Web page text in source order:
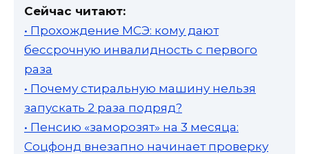
Сейчас читают:
• Прохождение МСЭ: кому дают
бессрочную инвалидность с первого
раза
• Почему стиральную машину нельзя
запускать 2 раза подряд?
• Пенсию «заморозят» на 3 месяца:
Соцфонд внезапно начинает проверку